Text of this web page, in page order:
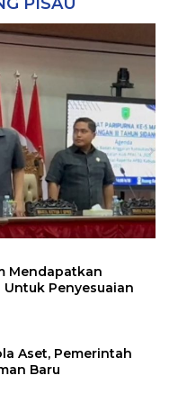
Mendapatkan
Penyesuaian
Aset, Pemerintah
Baru